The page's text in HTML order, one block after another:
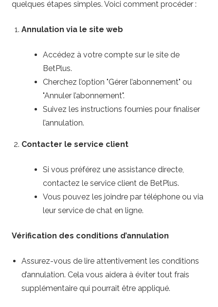
quelques étapes simples. Voici comment procéder :
Annulation via le site web
Accédez à votre compte sur le site de
BetPlus.
Cherchez l’option "Gérer l’abonnement" ou
"Annuler l’abonnement".
Suivez les instructions fournies pour finaliser
l’annulation.
Contacter le service client
Si vous préférez une assistance directe,
contactez le service client de BetPlus.
Vous pouvez les joindre par téléphone ou via
leur service de chat en ligne.
Vérification des conditions d’annulation
Assurez-vous de lire attentivement les conditions
d’annulation. Cela vous aidera à éviter tout frais
supplémentaire qui pourrait être appliqué.